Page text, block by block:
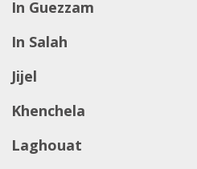
In Guezzam
In Salah
Jijel
Khenchela
Laghouat